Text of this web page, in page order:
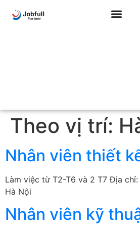
Theo vị trí:
Nhân viên thiết
Làm việc từ T2-T6 và 2 T7 Địa chỉ:
Hà Nội
Nhân viên kỹ